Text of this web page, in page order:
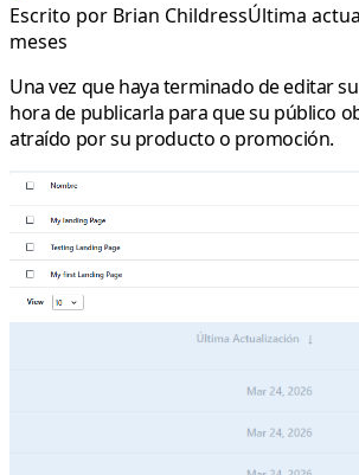
Escrito por Brian ChildressÚltima
meses
Una vez que haya terminado de editar
hora de publicarla para que su público
atraído por su producto o promoción.